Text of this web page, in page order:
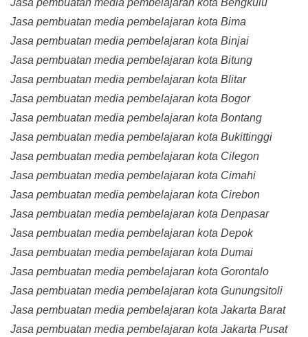
Jasa pembuatan media pembelajaran kota Bengkulu
Jasa pembuatan media pembelajaran kota Bima
Jasa pembuatan media pembelajaran kota Binjai
Jasa pembuatan media pembelajaran kota Bitung
Jasa pembuatan media pembelajaran kota Blitar
Jasa pembuatan media pembelajaran kota Bogor
Jasa pembuatan media pembelajaran kota Bontang
Jasa pembuatan media pembelajaran kota Bukittinggi
Jasa pembuatan media pembelajaran kota Cilegon
Jasa pembuatan media pembelajaran kota Cimahi
Jasa pembuatan media pembelajaran kota Cirebon
Jasa pembuatan media pembelajaran kota Denpasar
Jasa pembuatan media pembelajaran kota Depok
Jasa pembuatan media pembelajaran kota Dumai
Jasa pembuatan media pembelajaran kota Gorontalo
Jasa pembuatan media pembelajaran kota Gunungsitoli
Jasa pembuatan media pembelajaran kota Jakarta Barat
Jasa pembuatan media pembelajaran kota Jakarta Pusat